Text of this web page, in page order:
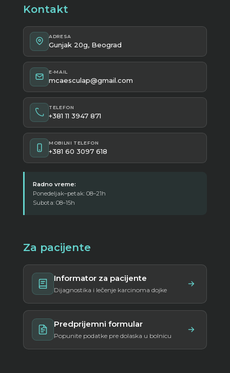
Kontakt
ADRESA
Gunjak 20g, Beograd
E-MAIL
mcaesculap@gmail.com
TELEFON
+381 11 3947 871
MOBILNI TELEFON
+381 60 3097 618
Radno vreme:
Ponedeljak–petak: 08–21h
Subota: 08–15h
Za pacijente
Informator za pacijente
Dijagnostika i lečenje karcinoma dojke
Predprijemni formular
Popunite podatke pre dolaska u bolnicu